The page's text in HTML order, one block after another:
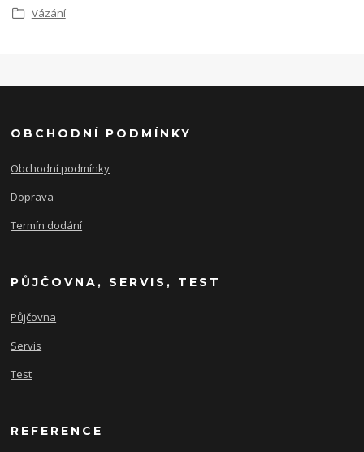
Vázání
OBCHODNÍ PODMÍNKY
Obchodní podmínky
Doprava
Termín dodání
PŮJČOVNA, SERVIS, TEST
Půjčovna
Servis
Test
REFERENCE